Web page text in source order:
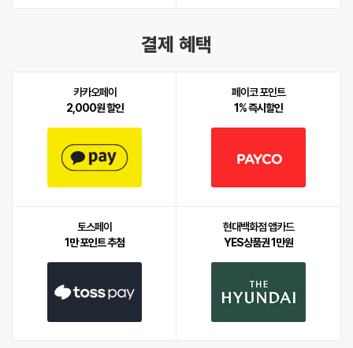
결제 혜택
카카오페이
2,000원 할인
페이코 포인트
1% 즉시할인
토스페이
1만 포인트 추첨
현대백화점 앱카드
YES상품권 1만원